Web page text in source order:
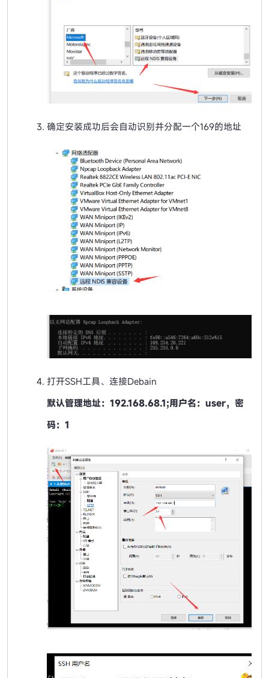
确定安装成功后会自动识别并分配一个169的地址
打开SSH工具、连接Debain
默认管理地址：192.168.68.1;用户名：user，密
码：1